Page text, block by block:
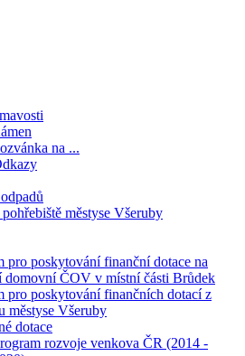
na ...
městyse Všeruby
pro poskytování finanční dotace na
domovní ČOV v místní části Brůdek
pro poskytování finančních dotací z
městyse Všeruby
dotace
rozvoje venkova ČR (2014 -